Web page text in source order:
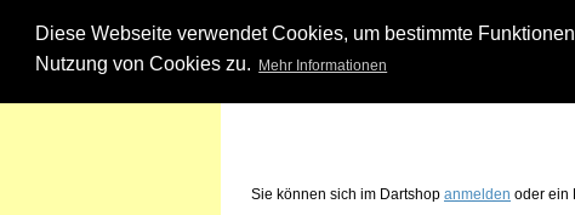
Diese Webseite verwendet Cookies, um bestimmte
Nutzung von Cookies zu.
Mehr Informationen
Sie können sich im Dartshop anmelden oder ein